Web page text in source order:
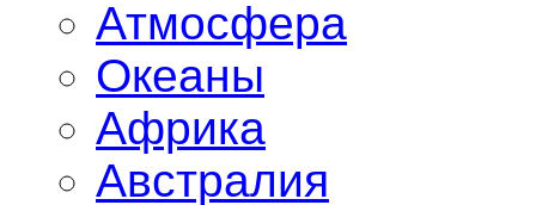
Атмосфера
Океаны
Африка
Австралия